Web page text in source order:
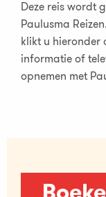
Deze reis wordt
Paulusma
klikt u hieronder
informatie of
opnemen met